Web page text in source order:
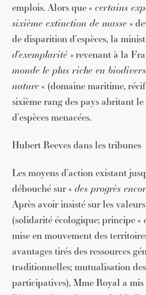
emplois. Alors que « certains
sixième extinction de masse »
de disparition d’espèces, la
d’exemplarité » revenant à la
monde le plus riche en
nature« (domaine maritime,
sixième rang des pays abritant
d’espèces menacées.
Hubert Reeves dans les tribunes
Les moyens d’action existant
débouché sur « des progrès
Après avoir insisté sur les
(solidarité écologique; principe «
mise en mouvement des
avantages tirés des ressources
traditionnelles; mutualisation des
participatives), Mme Royal a